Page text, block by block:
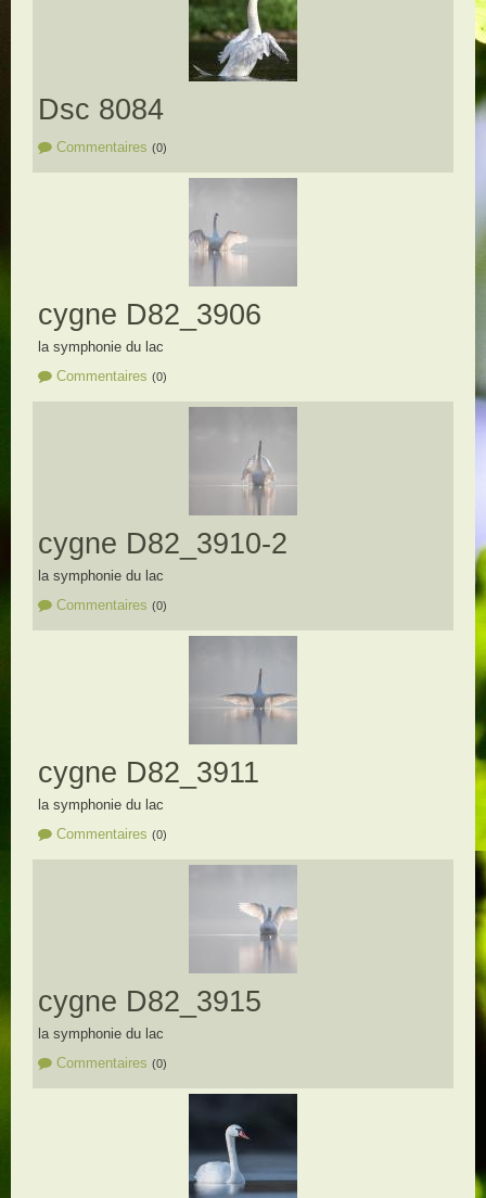
Dsc 8084
Commentaires (0)
cygne D82_3906
la symphonie du lac
Commentaires (0)
cygne D82_3910-2
la symphonie du lac
Commentaires (0)
cygne D82_3911
la symphonie du lac
Commentaires (0)
cygne D82_3915
la symphonie du lac
Commentaires (0)